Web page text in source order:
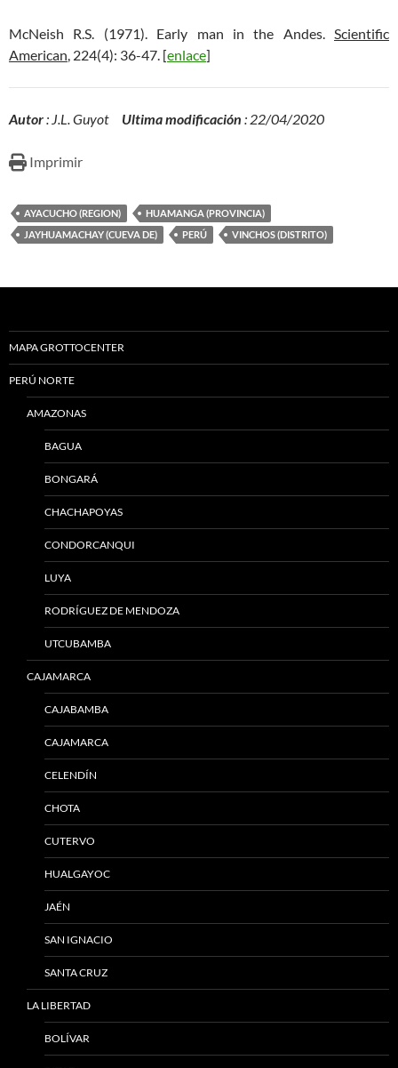
McNeish R.S. (1971). Early man in the Andes. Scientific
American, 224(4): 36-47. [enlace]
Autor: J.L. Guyot Ultima modificación : 22/04/2020
Imprimir
AYACUCHO (REGION)
HUAMANGA (PROVINCIA)
JAYHUAMACHAY (CUEVA DE)
PERÚ VINCHOS (DISTRITO)
MAPA GROTTOCENTER
PERÚ NORTE
AMAZONAS
BAGUA
BONGARÁ
CHACHAPOYAS
CONDORCANQUI
LUYA
RODRÍGUEZ DE MENDOZA
UTCUBAMBA
CAJAMARCA
CAJABAMBA
CAJAMARCA
CELENDÍN
CHOTA
CUTERVO
HUALGAYOC
JAÉN
SAN IGNACIO
SANTA CRUZ
LA LIBERTAD
BOLÍVAR